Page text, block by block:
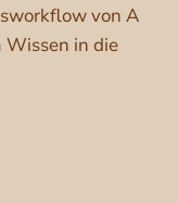
von A
Wissen in die